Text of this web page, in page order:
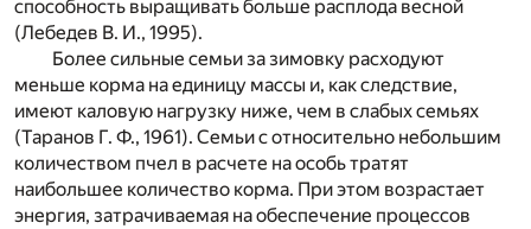
способность выращивать больше расплода весной
(Лебедев В. И., 1995).
Более сильные семьи за зимовку расходуют
меньше корма на единицу массы и, как следствие,
имеют каловую нагрузку ниже, чем в слабых семьях
(Таранов Г. Ф., 1961). Семьи с относительно небольшим
количеством пчел в расчете на особь тратят
наибольшее количество корма. При этом возрастает
энергия, затрачиваемая на обеспечение процессов